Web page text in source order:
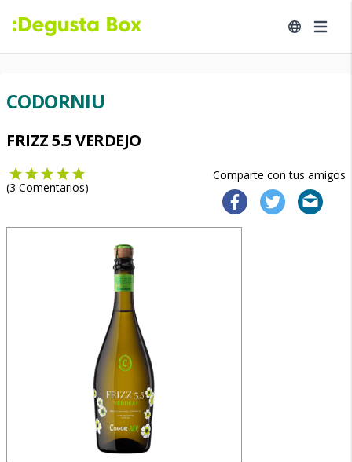
CODORNIU
FRIZZ 5.5 VERDEJO
Comparte con tus amigos
(3 Comentarios)